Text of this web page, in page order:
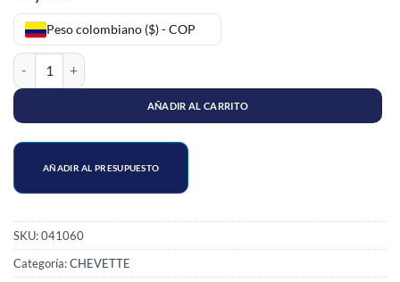
Peso colombiano ($) - COP
ESTABILIZADORA CENTRAL CHEVETTE cantidad
AÑADIR AL CARRITO
AÑADIR AL PRESUPUESTO
SKU:041060
Categoría:CHEVETTE